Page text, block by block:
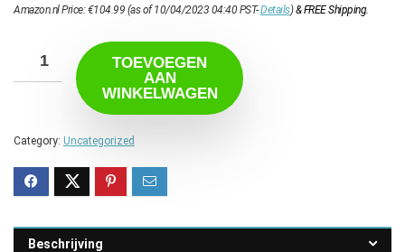
Amazon.nl Price:€104.99 (as of 10/04/2023 04:40 PST-Details)&FREE Shipping.
TOEVOEGEN
AAN
WINKELWAGEN
Category: Uncategorized
Beschrijving